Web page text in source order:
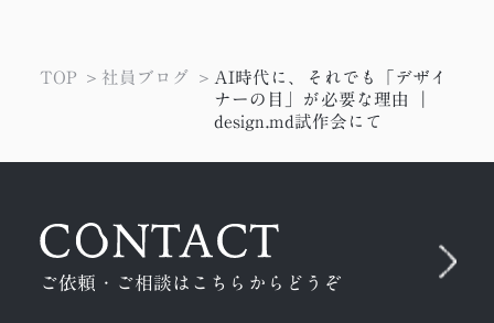
TOP 社員ブログ
AI時代に、それでも「デザイ
ナーの目」が必要な理由 ｜
design.md試作会にて
ご依頼・ご相談はこちらからどうぞ